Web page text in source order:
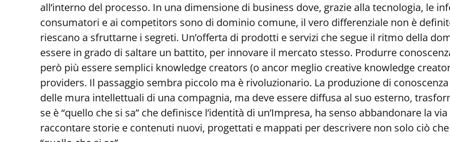
all’interno del processo. In una dimensione di business dove, grazie alla tecnologia, le
consumatori e ai competitors sono di dominio comune, il vero differenziale non è
riescano a sfruttarne i segreti. Un’offerta di prodotti e servizi che segue il ritmo della
essere in grado di saltare un battito, per innovare il mercato stesso. Produrre
però più essere semplici knowledge creators (o ancor meglio creative knowledge
providers. Il passaggio sembra piccolo ma è rivoluzionario. La produzione di
delle mura intellettuali di una compagnia, ma deve essere diffusa al suo esterno,
se è “quello che si sa” che definisce l’identità di un’Impresa, ha senso abbandonare la
raccontare storie e contenuti nuovi, progettati e mappati per descrivere non solo ciò